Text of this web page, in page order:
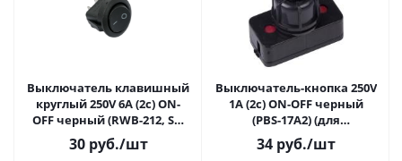
Выключатель клавишный
круглый 250V 6А (2с) ON-
OFF черный (RWB-212, SC-
214, MRS-102-8) (10/3
REXANT
30руб./шт
Выключатель-кнопка 250V
1А (2с) ON-OFF черный
(PBS-17A2) (для
настольной лампы)
REXANT Индивидуал
34руб./шт